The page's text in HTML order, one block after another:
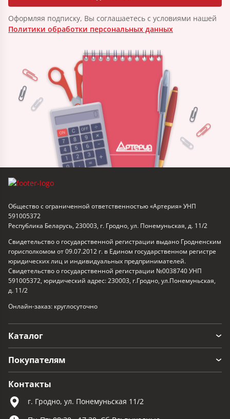
Оформляя подписку, Вы соглашаетесь с условиями нашей
Политики обработки персональных данных
Общество с ограниченной ответственностью «Артерия» УНП
591005372
Республика Беларусь, 230003, г. Гродно, ул. Понемуньская, д. 11/2
Свидетельство о государственной регистрации выдано Гродненским
горисполкомом от 09.07.2012 г. в Едином государственном регистре
юридических лиц и индивидуальных предпринимателей.
Свидетельство о государственной регистрации №0038740 УНП
591005372, юридический адрес: 230003, г.Гродно, ул.Понемуньская,
д. 11/2
Онлайн-заказ: круглосуточно
Каталог
Покупателям
Контакты
г. Гродно, ул. Понемуньская 11/2